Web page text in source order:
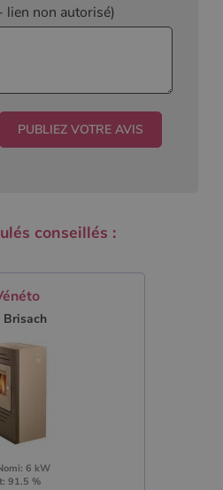
lien non autorisé)
conseillés :
Brisach
6 kW
91.5 %